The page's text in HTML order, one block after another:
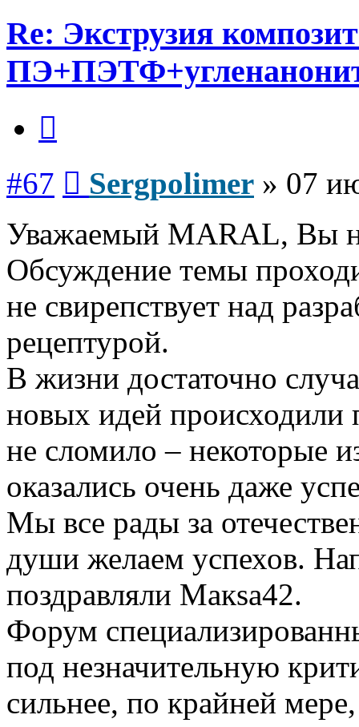
Re: Экструзия
#67 Sergpolimer » 07
Уважаемый MARAL, Вы
Обсуждение темы
не свирепствует над
рецептурой.
В жизни достаточно
новых идей происходили
не сломило – некоторые
оказались очень даже
Мы все рады за
души желаем успехов.
поздравляли Макsа42.
Форум
под незначительную
сильнее, по крайней